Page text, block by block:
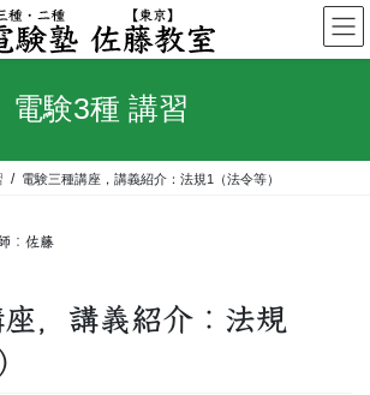
電験3種 講習
電験三種講座，講義紹介：法規1（法令等）
：佐藤
，講義紹介：法規